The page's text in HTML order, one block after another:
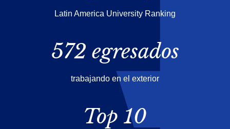
Latin America University Ranking
572 egresados
trabajando en el exterior
Top 10